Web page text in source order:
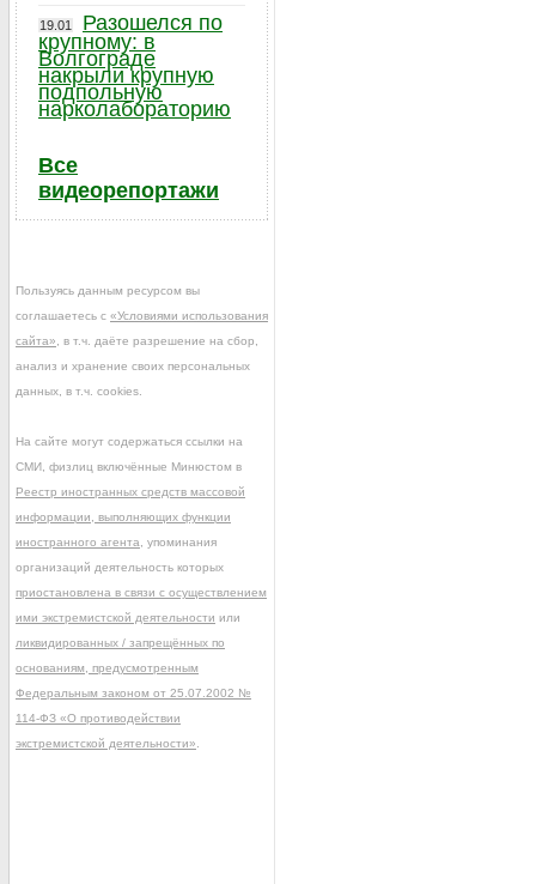
19.01
Разошелся по
крупному: в
Волгограде
накрыли крупную
подпольную
нарколабораторию
Все
видеорепортажи
Пользуясь данным ресурсом вы
соглашаетесь с «Условиями использования
сайта» , в т.ч. даёте разрешение на сбор,
анализ и хранение своих персональных
данных, в т.ч. cookies.
На сайте могут содержаться ссылки на
СМИ, физлиц включённые Минюстом в
Реестр иностранных средств массовой
информации, выполняющих функции
иностранного агента , упоминания
организаций деятельность которых
приостановлена в связи с осуществлением
ими экстремистской деятельности или
ликвидированных / запрещённых по
основаниям, предусмотренным
Федеральным законом от 25.07.2002 №
114-ФЗ «О противодействии
экстремистской деятельности»